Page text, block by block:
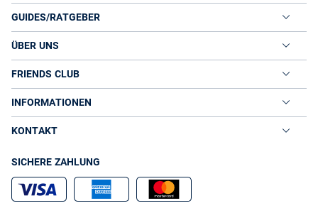
GUIDES/RATGEBER
ÜBER UNS
FRIENDS CLUB
INFORMATIONEN
KONTAKT
SICHERE ZAHLUNG